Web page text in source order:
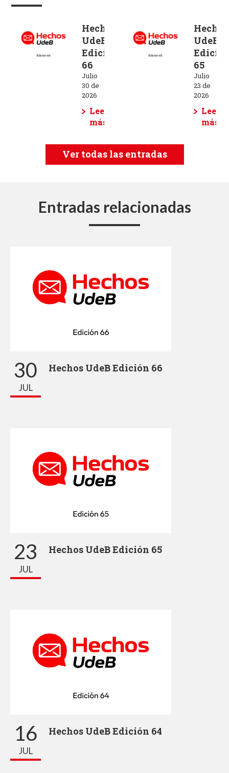
Hechos
UdeB
Edición
66
Julio
30 de
2026
Leer
más
Hechos
UdeB
65
Julio
23 de
2026
Leer
más
Ver todas las entradas
Entradas relacionadas
30
JUL
Hechos UdeB Edición 66
23
JUL
Hechos UdeB Edición 65
16
JUL
Hechos UdeB Edición 64